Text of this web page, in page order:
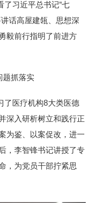
了习近平总书记“七
话高屋建瓴、思想深
毅前行指明了前进方
题抓落实
了医疗机构8大类医德
深入研析树立和践行正
为鉴、以案促改，进一
，李智锋书记讲授了专
，为党员干部拧紧思